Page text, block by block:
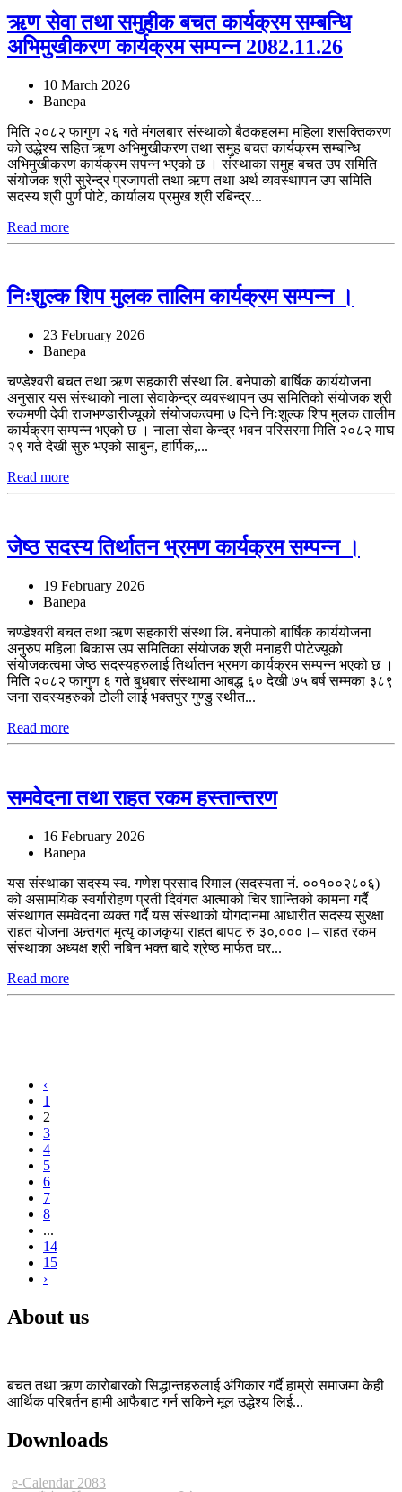
ऋण सेवा तथा समुहीक बचत कार्यक्रम सम्बन्धि
अभिमुखीकरण कार्यक्रम सम्पन्न 2082.11.26
10 March 2026
Banepa
मिति २०८२ फागुण २६ गते मंगलबार संस्थाको बैठकहलमा महिला शसक्तिकरण
को उद्धेश्य सहित ऋण अभिमुखीकरण तथा समुह बचत कार्यक्रम सम्बन्धि
अभिमुखीकरण कार्यक्रम सपन्न भएको छ । संस्थाका समुह बचत उप समिति
संयोजक श्री सुरेन्द्र प्रजापती तथा ऋण तथा अर्थ व्यवस्थापन उप समिति
सदस्य श्री पुर्ण पोटे, कार्यालय प्रमुख श्री रबिन्द्र...
Read more
निःशुल्क शिप मुलक तालिम कार्यक्रम सम्पन्न ।
23 February 2026
Banepa
चण्डेश्वरी बचत तथा ऋण सहकारी संस्था लि. बनेपाको बार्षिक कार्ययोजना
अनुसार यस संस्थाको नाला सेवाकेन्द्र व्यवस्थापन उप समितिको संयोजक श्री
रुकमणी देवी राजभण्डारीज्यूको संयोजकत्वमा ७ दिने निःशुल्क शिप मुलक तालीम
कार्यक्रम सम्पन्न भएको छ । नाला सेवा केन्द्र भवन परिसरमा मिति २०८२ माघ
२९ गते देखी सुरु भएको साबुन, हार्पिक,...
Read more
जेष्ठ सदस्य तिर्थातन भ्रमण कार्यक्रम सम्पन्न ।
19 February 2026
Banepa
चण्डेश्वरी बचत तथा ऋण सहकारी संस्था लि. बनेपाको बार्षिक कार्ययोजना
अनुरुप महिला बिकास उप समितिका संयोजक श्री मनाहरी पोटेज्यूको
संयोजकत्वमा जेष्ठ सदस्यहरुलाई तिर्थातन भ्रमण कार्यक्रम सम्पन्न भएको छ ।
मिति २०८२ फागुण ६ गते बुधबार संस्थामा आबद्ध ६० देखी ७५ बर्ष सम्मका ३८९
जना सदस्यहरुको टोली लाई भक्तपुर गुण्डु स्थीत...
Read more
समवेदना तथा राहत रकम हस्तान्तरण
16 February 2026
Banepa
यस संस्थाका सदस्य स्व. गणेश प्रसाद रिमाल (सदस्यता नं. ००१००२८०६)
को असामयिक स्वर्गारोहण प्रती दिवंगत आत्माको चिर शान्तिको कामना गर्दै
संस्थागत समवेदना व्यक्त गर्दै यस संस्थाको योगदानमा आधारीत सदस्य सुरक्षा
राहत योजना अन्र्तगत मृत्यृ काजकृया राहत बापट रु ३०,०००।– राहत रकम
संस्थाका अध्यक्ष श्री नबिन भक्त बादे श्रेष्ठ मार्फत घर...
Read more
‹
1
2
3
4
5
6
7
8
...
14
15
›
About us
बचत तथा ऋण कारोबारको सिद्धान्तहरुलाई अंगिकार गर्दै हाम्रो समाजमा केही
आर्थिक परिबर्तन हामी आफैबाट गर्न सकिने मूल उद्धेश्य लिई...
Downloads
e-Calendar 2083